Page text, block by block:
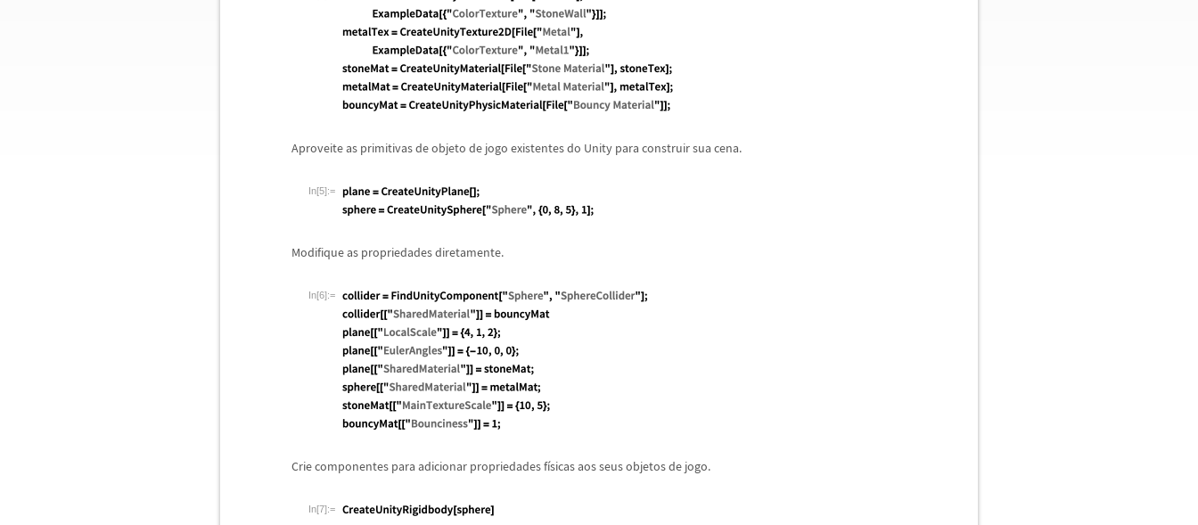
Aproveite as primitivas de objeto de jogo existentes do Unity para construir sua cena.
In[5]:=
Modifique as propriedades diretamente.
In[6]:=
Crie componentes para adicionar propriedades físicas aos seus objetos de jogo.
In[7]:=